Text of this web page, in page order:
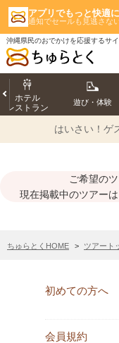
アプリでもっと快適に
通知でセールも見逃さな
沖縄県民のおでかけを応援するサイ
ホテル
レストラン
遊び・体験
はいさい！ ゲ
ご希望の
現在掲載中のツアー
ちゅらとくHOME ツアート
初めての方へ
会員規約